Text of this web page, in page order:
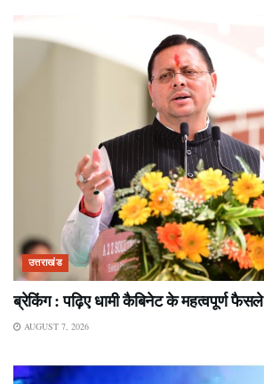
उत्तराखंड
ब्रेकिंग : पढ़िए धामी कैबिनेट के महत्वपूर्ण फैसले
AUGUST 7, 2026